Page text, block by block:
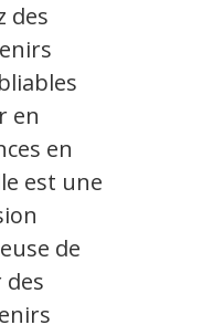
des
en
en
est une
de
des